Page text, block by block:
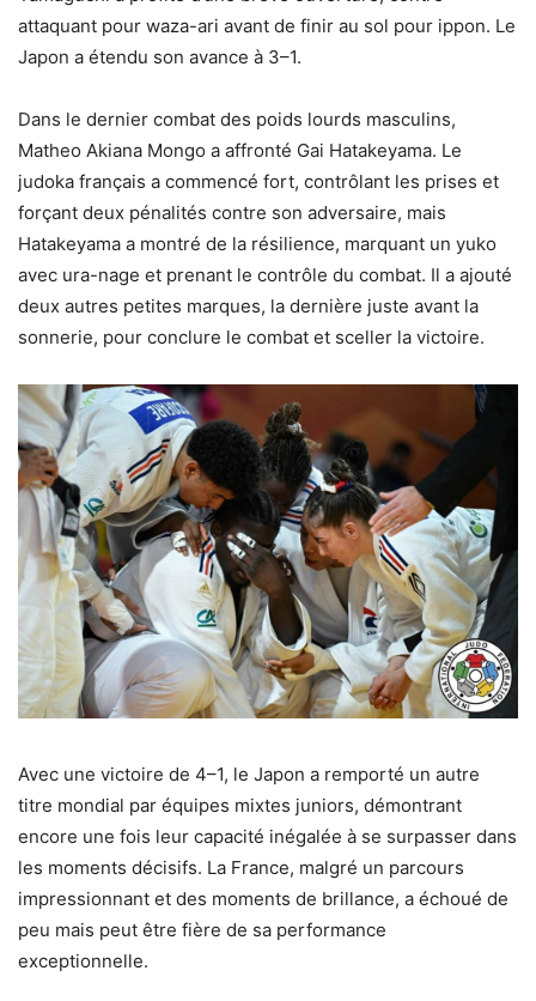
attaquant pour waza-ari avant de finir au sol pour ippon. Le
Japon a étendu son avance à 3–1.
Dans le dernier combat des poids lourds masculins,
Matheo Akiana Mongo a affronté Gai Hatakeyama. Le
judoka français a commencé fort, contrôlant les prises et
forçant deux pénalités contre son adversaire, mais
Hatakeyama a montré de la résilience, marquant un yuko
avec ura-nage et prenant le contrôle du combat. Il a ajouté
deux autres petites marques, la dernière juste avant la
sonnerie, pour conclure le combat et sceller la victoire.
Avec une victoire de 4–1, le Japon a remporté un autre
titre mondial par équipes mixtes juniors, démontrant
encore une fois leur capacité inégalée à se surpasser dans
les moments décisifs. La France, malgré un parcours
impressionnant et des moments de brillance, a échoué de
peu mais peut être fière de sa performance
exceptionnelle.